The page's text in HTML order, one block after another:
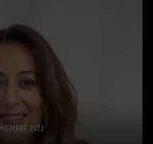
2021
2 DICEMBRE 2020
2020